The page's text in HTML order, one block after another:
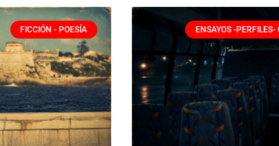
FICCIÓN - POESÍA ENSAYOS -